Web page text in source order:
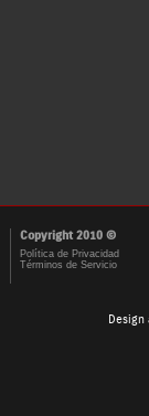
Copyright 2010 ©
Política de Privacidad
Términos de Servicio